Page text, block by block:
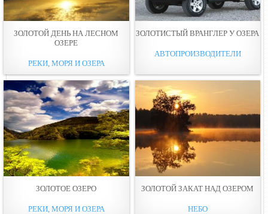
ЗОЛОТОЙ ДЕНЬ НА ЛЕСНОМ
ОЗЕРЕ
РЕКИ, МОРЯ И ОЗЕРА
ЗОЛОТИСТЫЙ ВРАНГЛЕР У ОЗЕРА
АВТОПРОИЗВОДИТЕЛИ
ЗОЛОТОЕ ОЗЕРО
РЕКИ, МОРЯ И ОЗЕРА
ЗОЛОТОЙ ЗАКАТ НАД ОЗЕРОМ
НЕБО